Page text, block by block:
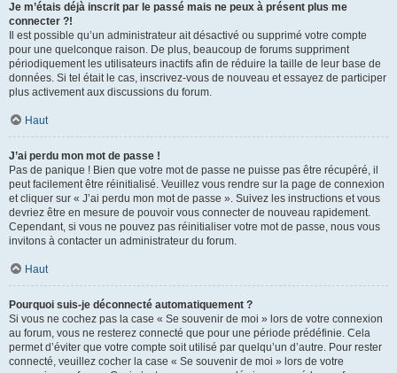
Je m’étais déjà inscrit par le passé mais ne peux à présent plus me
connecter ?!
Il est possible qu’un administrateur ait désactivé ou supprimé votre compte
pour une quelconque raison. De plus, beaucoup de forums suppriment
périodiquement les utilisateurs inactifs afin de réduire la taille de leur base de
données. Si tel était le cas, inscrivez-vous de nouveau et essayez de participer
plus activement aux discussions du forum.
Haut
J’ai perdu mon mot de passe !
Pas de panique ! Bien que votre mot de passe ne puisse pas être récupéré, il
peut facilement être réinitialisé. Veuillez vous rendre sur la page de connexion
et cliquer sur « J’ai perdu mon mot de passe ». Suivez les instructions et vous
devriez être en mesure de pouvoir vous connecter de nouveau rapidement.
Cependant, si vous ne pouvez pas réinitialiser votre mot de passe, nous vous
invitons à contacter un administrateur du forum.
Haut
Pourquoi suis-je déconnecté automatiquement ?
Si vous ne cochez pas la case « Se souvenir de moi » lors de votre connexion
au forum, vous ne resterez connecté que pour une période prédéfinie. Cela
permet d’éviter que votre compte soit utilisé par quelqu’un d’autre. Pour rester
connecté, veuillez cocher la case « Se souvenir de moi » lors de votre